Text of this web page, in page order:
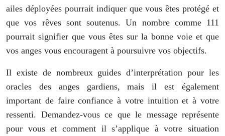
ailes déployées pourrait indiquer que vous êtes protégé et
que vos rêves sont soutenus. Un nombre comme 111
pourrait signifier que vous êtes sur la bonne voie et que
vos anges vous encouragent à poursuivre vos objectifs.
Il existe de nombreux guides d’interprétation pour les
oracles des anges gardiens, mais il est également
important de faire confiance à votre intuition et à votre
ressenti. Demandez-vous ce que le message représente
pour vous et comment il s’applique à votre situation